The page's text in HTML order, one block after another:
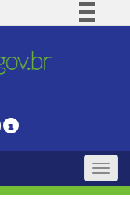
BR
Legislação
Toggle